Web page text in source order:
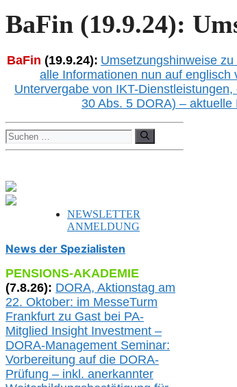
BaFin (19.9.24):
BaFin (19.9.24): Umsetzungshinweise
alle Informationen nun auf englisch
Untervergabe von IKT-
30 Abs. 5 DORA) –
Suchen
nach:
NEWSLETTER
ANMELDUNG
News der Spezialisten
PENSIONS-AKADEMIE
(7.8.26): DORA, Aktionstag am
22. Oktober: im MesseTurm
Frankfurt zu Gast bei PA-
Mitglied Insight Investment –
DORA-Management Seminar:
Vorbereitung auf die DORA-
Prüfung – inkl. anerkannter